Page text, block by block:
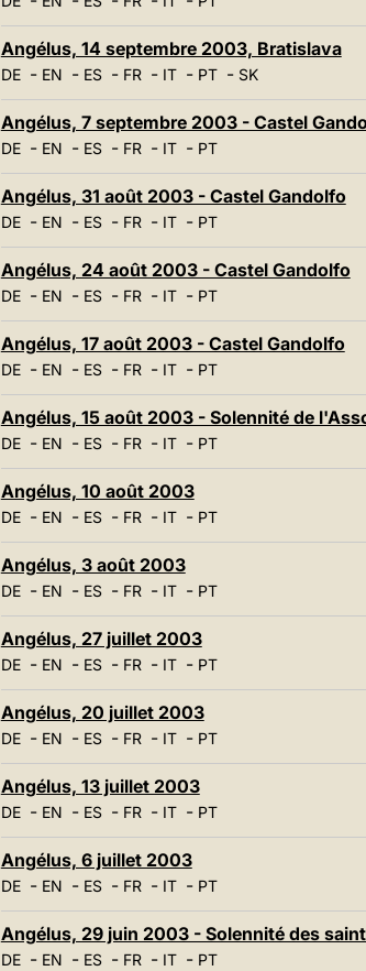
Angélus, 14 septembre 2003, Bratislava
DE- EN - ES- FR- IT- PT- SK
Angélus, 7 septembre 2003 - Castel
DE- EN - ES- FR- IT- PT
Angélus, 31 août 2003 - Castel Gandolfo
DE- EN - ES- FR- IT- PT
Angélus, 24 août 2003 - Castel Gandolfo
DE- EN - ES- FR- IT- PT
Angélus, 17 août 2003 - Castel Gandolfo
DE- EN - ES- FR- IT- PT
Angélus, 15 août 2003 - Solennité de
DE- EN - ES- FR- IT- PT
Angélus, 10 août 2003
DE- EN - ES- FR- IT- PT
Angélus, 3 août 2003
DE- EN - ES- FR- IT- PT
Angélus, 27 juillet 2003
DE- EN - ES- FR- IT- PT
Angélus, 20 juillet 2003
DE- EN - ES- FR- IT- PT
Angélus, 13 juillet 2003
DE- EN - ES- FR- IT- PT
Angélus, 6 juillet 2003
DE- EN - ES- FR- IT- PT
Angélus, 29 juin 2003 - Solennité des
DE- EN - ES- FR- IT- PT